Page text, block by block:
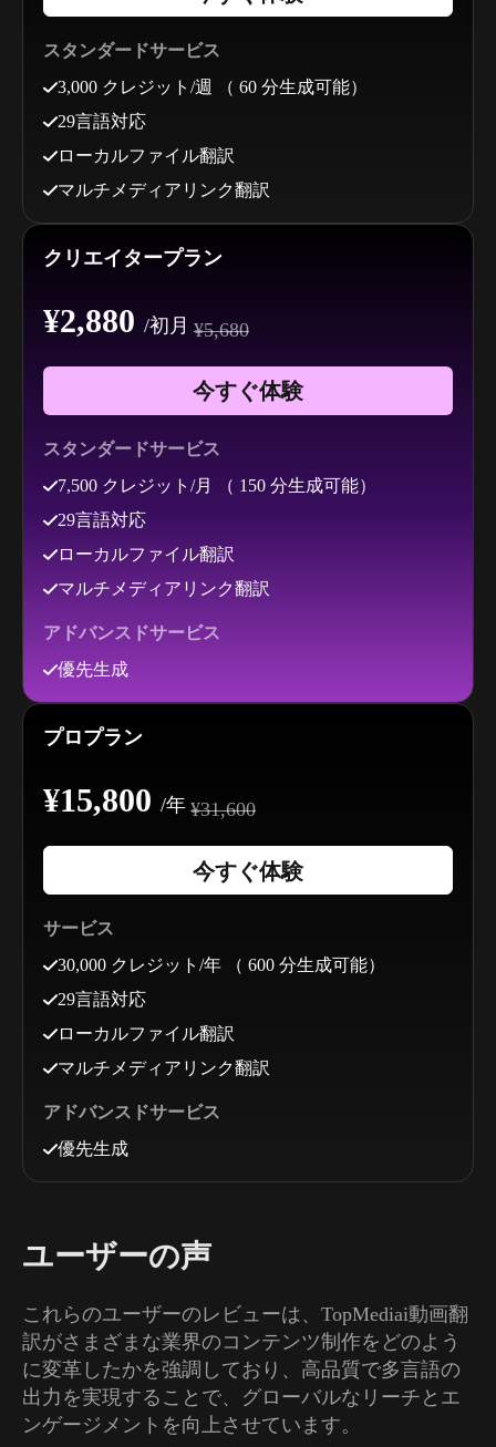
スタンダードサービス
3,000 クレジット/週 （ 60 分生成可能）
29言語対応
ローカルファイル翻訳
マルチメディアリンク翻訳
クリエイタープラン
¥2,880 /初月 ¥5,680
今すぐ体験
スタンダードサービス
7,500 クレジット/月 （ 150 分生成可能）
29言語対応
ローカルファイル翻訳
マルチメディアリンク翻訳
アドバンスドサービス
優先生成
プロプラン
¥15,800 /年 ¥31,600
今すぐ体験
サービス
30,000 クレジット/年 （ 600 分生成可能）
29言語対応
ローカルファイル翻訳
マルチメディアリンク翻訳
アドバンスドサービス
優先生成
ユーザーの声
これらのユーザーのレビューは、TopMediai動画翻
訳がさまざまな業界のコンテンツ制作をどのよう
に変革したかを強調しており、高品質で多言語の
出力を実現することで、グローバルなリーチとエ
ンゲージメントを向上させています。